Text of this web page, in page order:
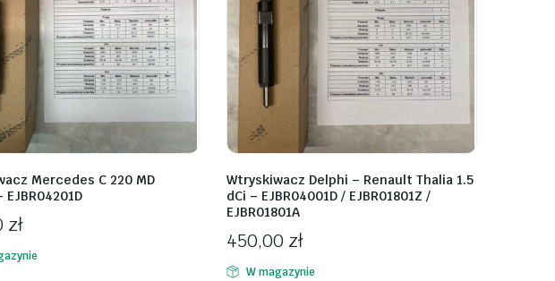
Mercedes C 220 MD
EJBR04201D
zł
Wtryskiwacz Delphi – Renault Thalia 1.5
dCi – EJBR04001D / EJBR01801Z /
EJBR01801A
450,00 zł
W magazynie